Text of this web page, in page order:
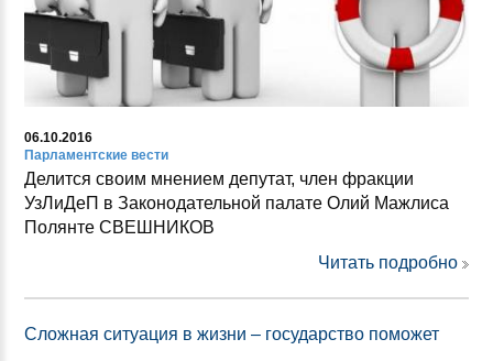
06.10.2016
Парламентские вести
Делится своим мнением депутат, член фракции
УзЛиДеП в Законодательной палате Олий Мажлиса
Полянте СВЕШНИКОВ
Читать подробно
Сложная ситуация в жизни – государство поможет